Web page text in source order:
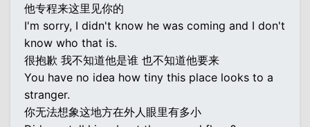
他专程来这里见你的
I'm sorry, I didn't know he was coming and I don't
know who that is.
很抱歉 我不知道他是谁 也不知道他要来
You have no idea how tiny this place looks to a
stranger.
你无法想象这地方在外人眼里有多小